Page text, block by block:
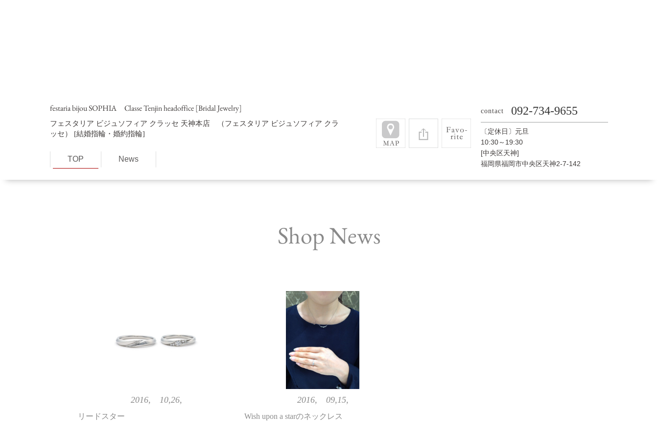
festaria bijou SOPHIA Classe Tenjin headoffice [Bridal Jewelry]
フェスタリア ビジュソフィア クラッセ 天神本店 （フェスタリア ビジュソフィア クラ
ッセ） [結婚指輪・婚約指輪]
TOP News
contact 092-734-9655
〔定休日〕元旦
10:30～19:30
[中央区天神]
福岡県福岡市中央区天神2-7-142
Shop News
2016, 10,26,
リードスター
2016, 09,15,
Wish upon a starのネックレス